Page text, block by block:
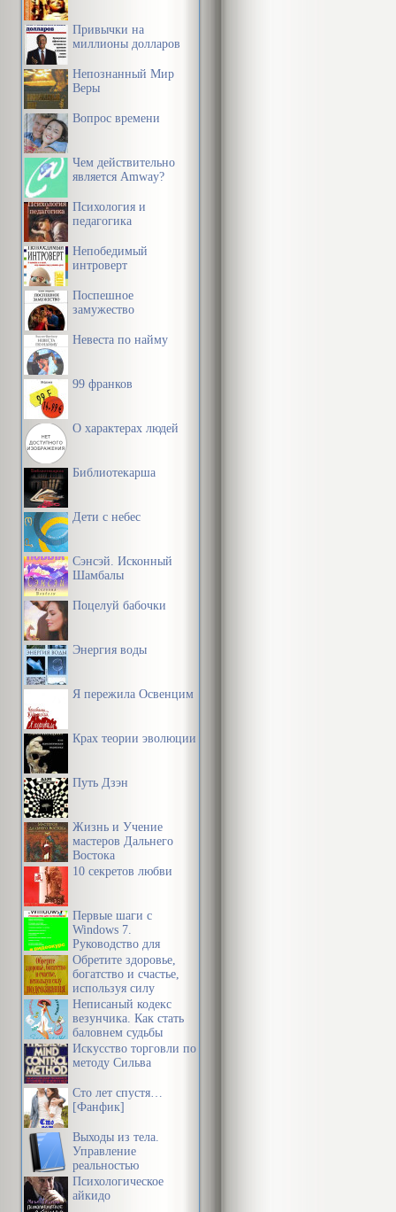
Привычки на
миллионы долларов
Непознанный Мир
Веры
Вопрос времени
Чем действительно
является Amway?
Психология и
педагогика
Непобедимый
интроверт
Поспешное
замужество
Невеста по найму
99 франков
О характерах людей
Библиотекарша
Дети с небес
Сэнсэй. Исконный
Шамбалы
Поцелуй бабочки
Энергия воды
Я пережила Освенцим
Крах теории эволюции
Путь Дзэн
Жизнь и Учение
мастеров Дальнего
Востока
10 секретов любви
Первые шаги с
Windows 7.
Руководство для
начинающих
Обретите здоровье,
богатство и счастье,
используя силу
подсознания
Неписаный кодекс
везунчика. Как стать
баловнем судьбы
Искусство торговли по
методу Сильва
Сто лет спустя…
[Фанфик]
Выходы из тела.
Управление
реальностью
Психологическое
айкидо